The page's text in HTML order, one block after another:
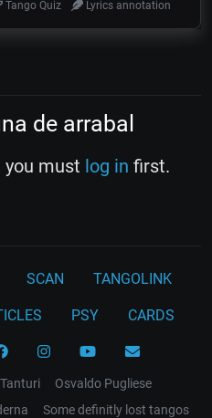
Tango Quiz Lyrics annotation
de arrabal
you must log in first.
SCAN TANGOLINK
PSY CARDS
Osvaldo Pugliese
Some definitly lost tangos